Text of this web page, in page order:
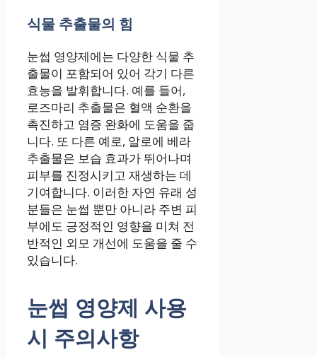
식물 추출물의 힘
눈썹 영양제에는 다양한 식물 추
출물이 포함되어 있어 각기 다른
효능을 발휘합니다. 예를 들어,
로즈마리 추출물은 혈액 순환을
촉진하고 염증 완화에 도움을 줍
니다. 또 다른 예로, 알로에 베라
추출물은 보습 효과가 뛰어나며
피부를 진정시키고 재생하는 데
기여합니다. 이러한 자연 유래 성
분들은 눈썹 뿐만 아니라 주변 피
부에도 긍정적인 영향을 미쳐 전
반적인 외모 개선에 도움을 줄 수
있습니다.
눈썹 영양제 사용
시 주의사항